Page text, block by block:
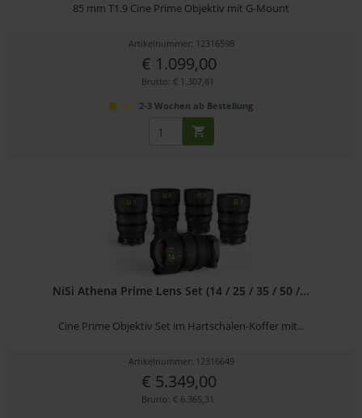
85 mm T1.9 Cine Prime Objektiv mit G-Mount
Artikelnummer: 12316598
€ 1.099,00
Brutto: € 1.307,81
2-3 Wochen ab Bestellung
NiSi Athena Prime Lens Set (14 / 25 / 35 / 50 /...
Cine Prime Objektiv Set im Hartschalen-Koffer mit...
Artikelnummer: 12316649
€ 5.349,00
Brutto: € 6.365,31